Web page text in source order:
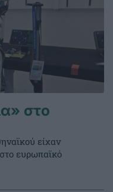
στο
είχαν
ευρωπαϊκό